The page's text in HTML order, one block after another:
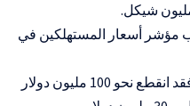
ليتجاوز 500٪بحسب مؤشر أسعار المستهلكين في
• تعدّدت مصادر الانكماش المالي: فقد انقطع نحو 100 مليون دولار